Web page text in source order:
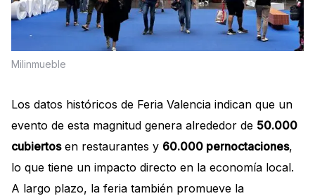
Milinmueble
Los datos históricos de Feria Valencia indican que un
evento de esta magnitud genera alrededor de 50.000
cubiertosen restaurantes y 60.000 pernoctaciones,
lo que tiene un impacto directo en la economía local.
A largo plazo, la feria también promueve la